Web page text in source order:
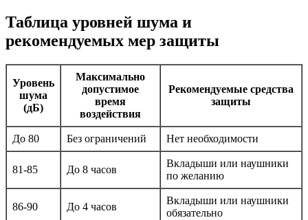
Таблица уровней шума и
рекомендуемых мер защиты
Уровень
шума
(дБ)
Максимально
допустимое
время
воздействия
Рекомендуемые средства
защиты
До 80 Без ограничений Нет необходимости
81-85 До 8 часов
Вкладыши или наушники
по желанию
86-90 До 4 часов
Вкладыши или наушники
обязательно